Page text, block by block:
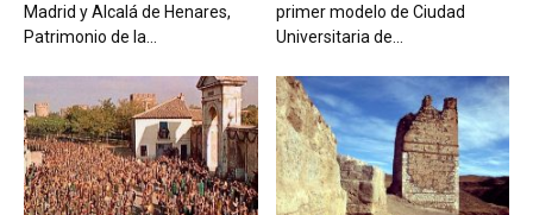
Madrid y Alcalá de Henares,
Patrimonio de la...
primer modelo de Ciudad
Universitaria de...